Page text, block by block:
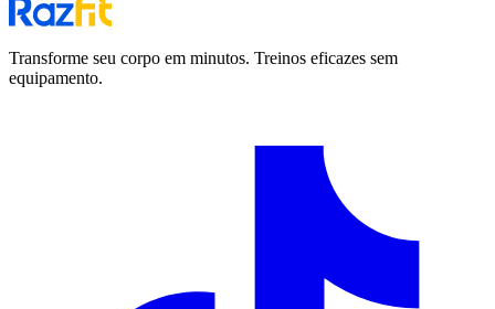
Transforme seu corpo em minutos. Treinos eficazes sem
equipamento.